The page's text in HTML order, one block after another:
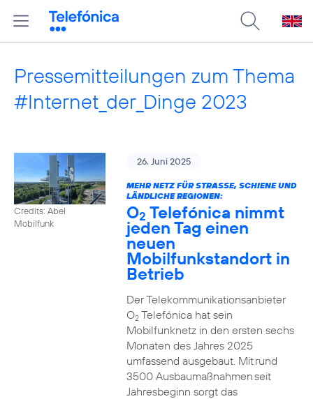
Pressemitteilungen zum Thema
#Internet_der_Dinge 2023
Credits: Abel
Mobilfunk
26. Juni 2025
MEHR NETZ FÜR STRASSE, SCHIENE UND L
ÄNDLICHE REGIONEN:
O2 Telefónica nimmt
jeden Tag einen
neuen
Mobilfunkstandort in
Betrieb
Der Telekommunikationsanbieter
O2Telefónica hat sein
Mobilfunknetz in den ersten sechs
Monaten des Jahres 2025
umfassend ausgebaut. Mit rund
3500 Ausbaumaßnahmen seit
Jahresbeginn sorgt das